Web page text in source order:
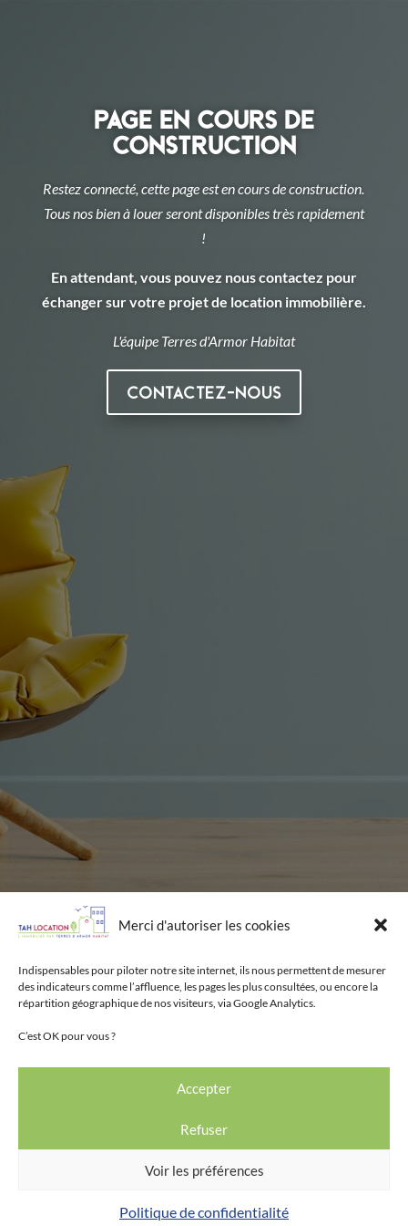
Merci d'autoriser les cookies
Indispensables pour piloter notre site internet, ils nous permettent de mesurer
des indicateurs comme l’affluence, les pages les plus consultées, ou encore la
répartition géographique de nos visiteurs, via Google Analytics.
C’est OK pour vous ?
Accepter
Refuser
Voir les préférences
Politique de confidentialité
Page en cours de
construction
Restez connecté, cette page est en cours de construction.
Tous nos bien à louer seront disponibles très rapidement
!
En attendant, vous pouvez nous contactez pour
échanger sur votre projet de location immobilière.
L'équipe Terres d'Armor Habitat
Contactez-nous
Terres d’Armor Habitat
Siège
Tél.02 96 62 20 90